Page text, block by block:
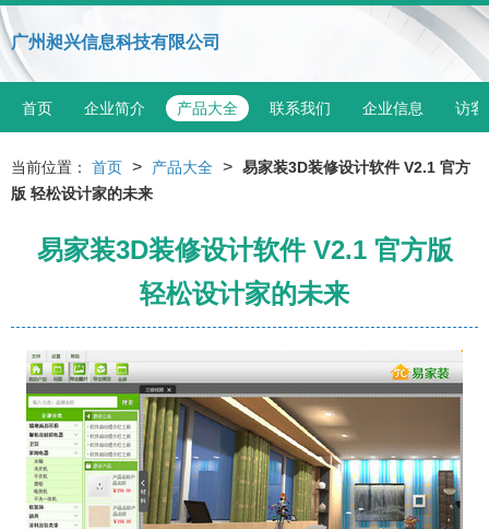
广州昶兴信息科技有限公司
首页 企业简介 产品大全 联系我们 企业信息 访客
当前位置： 首页 > 产品大全 > 易家装3D装修设计软件 V2.1 官方
版 轻松设计家的未来
易家装3D装修设计软件 V2.1 官方版
轻松设计家的未来